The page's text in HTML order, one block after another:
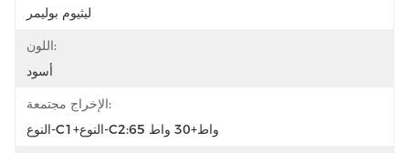
ليثيوم بوليمر
اللون:
أسود
الإخراج مجتمعة:
النوع-C1+النوع-C2:65 واط+30 واط